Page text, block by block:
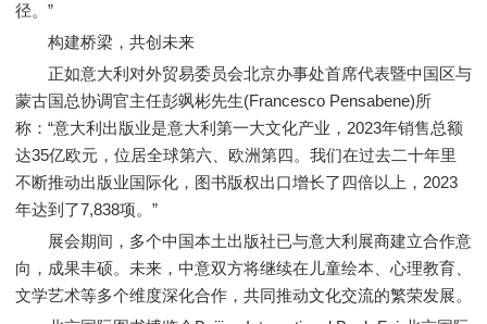
径。”
构建桥梁，共创未来
正如意大利对外贸易委员会北京办事处首席代表暨中国区与
蒙古国总协调官主任彭飒彬先生(Francesco Pensabene)所
称：“意大利出版业是意大利第一大文化产业，2023年销售总额
达35亿欧元，位居全球第六、欧洲第四。我们在过去二十年里
不断推动出版业国际化，图书版权出口增长了四倍以上，2023
年达到了7,838项。”
展会期间，多个中国本土出版社已与意大利展商建立合作意
向，成果丰硕。未来，中意双方将继续在儿童绘本、心理教育、
文学艺术等多个维度深化合作，共同推动文化交流的繁荣发展。